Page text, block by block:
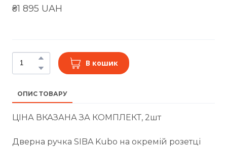
₴1 895 UAH
В кошик
ОПИС ТОВАРУ
ЦІНА ВКАЗАНА ЗА КОМПЛЕКТ, 2шт
Дверна ручка SIBA Kubo на окремій розетці